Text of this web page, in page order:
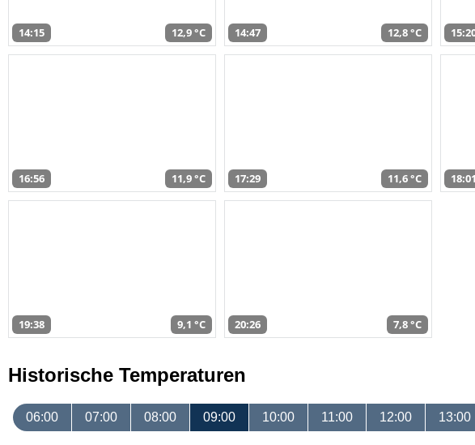
14:15 12,9 °C 14:47 12,8 °C
16:56 11,9 °C 17:29 11,6 °C 18:01
19:38 9,1 °C 20:26 7,8 °C
Historische Temperaturen
06:00 07:00 08:00 09:00 10:00 11:00 12:00 13:00